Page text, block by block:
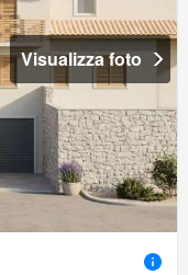
Visualizza foto